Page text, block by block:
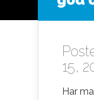
15,
Har